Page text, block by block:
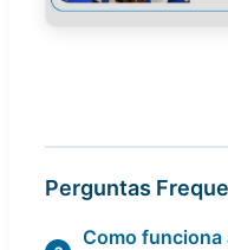
Perguntas
Como funciona